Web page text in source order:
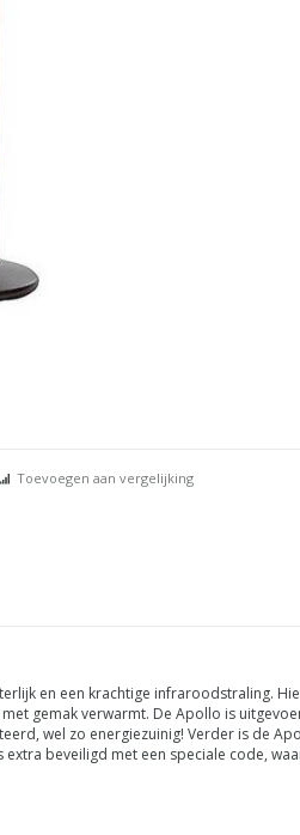
Toevoegen aan vergelijking
en een krachtige infraroodstraling.
gemak verwarmt. De Apollo is
wel zo energiezuinig! Verder is de
extra beveiligd met een speciale code,